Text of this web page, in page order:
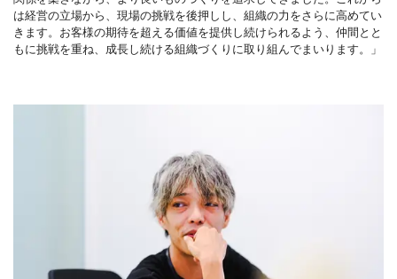
は経営の立場から、現場の挑戦を後押しし、組織の力をさらに高めてい
きます。お客様の期待を超える価値を提供し続けられるよう、仲間とと
もに挑戦を重ね、成長し続ける組織づくりに取り組んでまいります。」